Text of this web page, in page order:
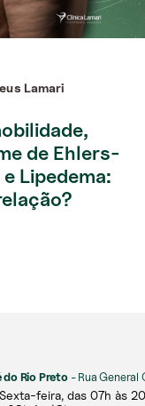
Lamari
de Ehlers-
Lipedema:
do Rio Preto- Rua General
feira, das 07h às